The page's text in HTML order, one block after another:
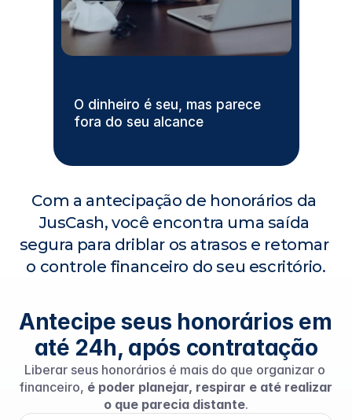
O dinheiro é seu, mas parece
fora do seu alcance
Com a antecipação de honorários da
JusCash, você encontra uma saída
segura para driblar os atrasos e retomar
o controle financeiro do seu escritório.
Antecipe seus honorários em
até 24h, após contratação
Liberar seus honorários é mais do que organizar o
financeiro, é poder planejar, respirar e até realizar
o que parecia distante.